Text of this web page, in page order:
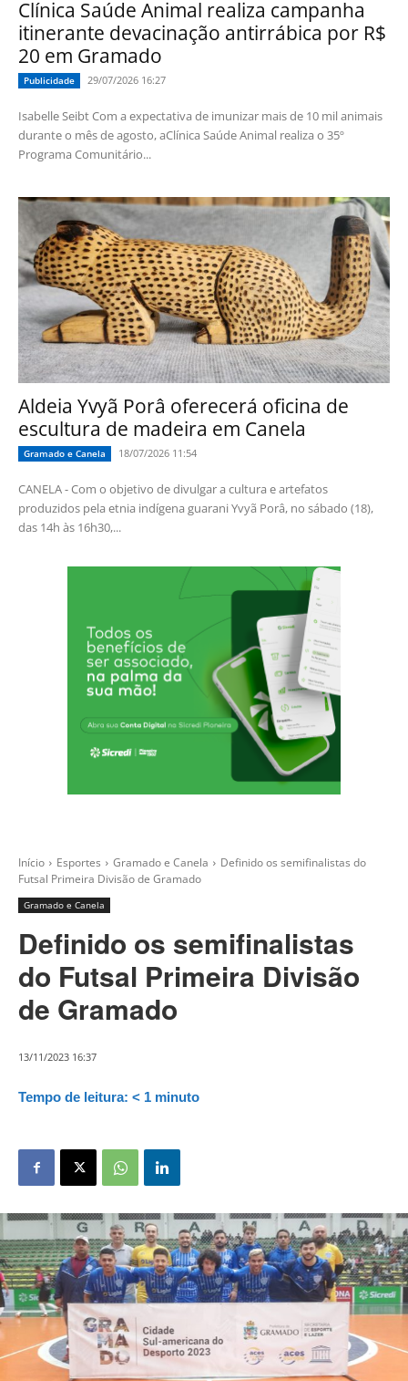
Clínica Saúde Animal realiza campanha
itinerante devacinação antirrábica por R$
20 em Gramado
Publicidade 29/07/2026 16:27
Isabelle Seibt Com a expectativa de imunizar mais de 10 mil animais
durante o mês de agosto, aClínica Saúde Animal realiza o 35º
Programa Comunitário...
Aldeia Yvyã Porâ oferecerá oficina de
escultura de madeira em Canela
Gramado e Canela 18/07/2026 11:54
CANELA - Com o objetivo de divulgar a cultura e artefatos
produzidos pela etnia indígena guarani Yvyã Porâ, no sábado (18),
das 14h às 16h30,...